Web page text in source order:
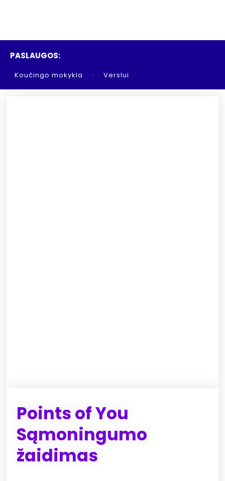
PASLAUGOS:
Koučingo mokykla Verslui
Points of You
Sąmoningumo
žaidimas